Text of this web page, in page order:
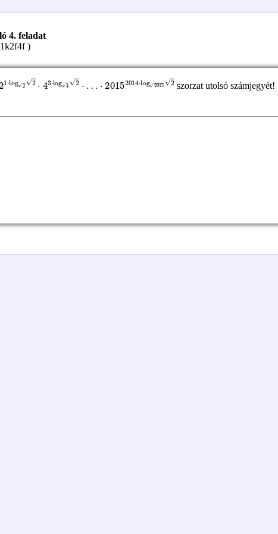
4. feladat
)
1⋅log22 3⋅log42⋅
2 szorzat utolsó számjegyét!